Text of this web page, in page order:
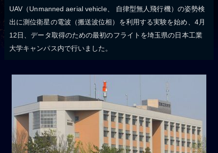
UAV（Unmanned aerial vehicle、 自律型無人飛行機）の姿勢検
出に測位衛星の電波（搬送波位相）を利用する実験を始め、4月
12日、データ取得のための最初のフライトを埼玉県の日本工業
大学キャンパス内で行いました。